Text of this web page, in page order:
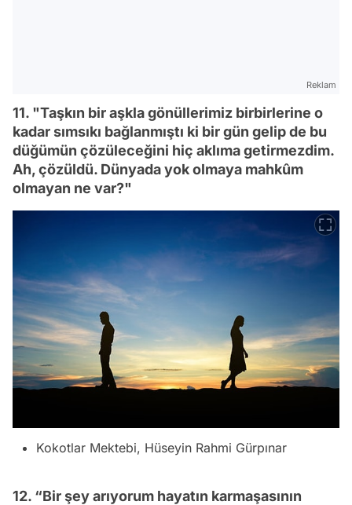
Reklam
11. "Taşkın bir aşkla gönüllerimiz birbirlerine o
kadar sımsıkı bağlanmıştı ki bir gün gelip de bu
düğümün çözüleceğini hiç aklıma getirmezdim.
Ah, çözüldü. Dünyada yok olmaya mahkûm
olmayan ne var?"
Kokotlar Mektebi, Hüseyin Rahmi Gürpınar
12. “Bir şey arıyorum hayatın karmaşasının